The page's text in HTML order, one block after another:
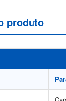
produto